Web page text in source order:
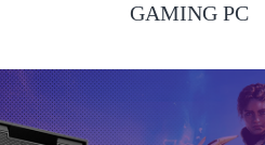
GAMING PC